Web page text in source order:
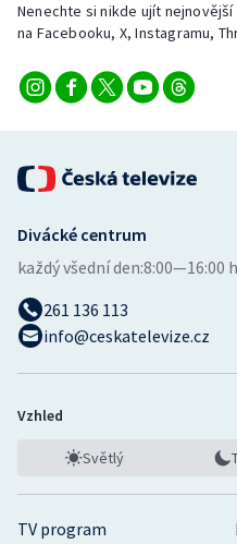
Nenechte si nikde ujít
na Facebooku, X, Instagramu,
TV program
Divácké centrum
každý všední den:8:00—16:00
261 136 113
info@ceskatelevize.cz
Vzhled
Světlý